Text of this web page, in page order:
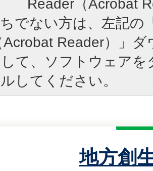
Reader（Acrobat
でない方は、左記の
Acrobat Reader）」
て、ソフトウェア
してください。
地方創